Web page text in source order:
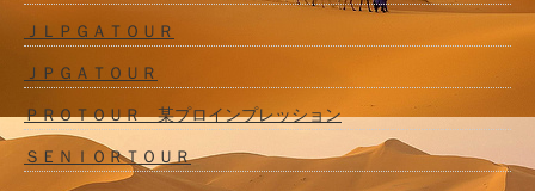
ＪＬＰＧＡＴＯＵＲ
ＪＰＧＡＴＯＵＲ
ＰＲＯＴＯＵＲ 某プロインプレッション
ＳＥＮＩＯＲＴＯＵＲ